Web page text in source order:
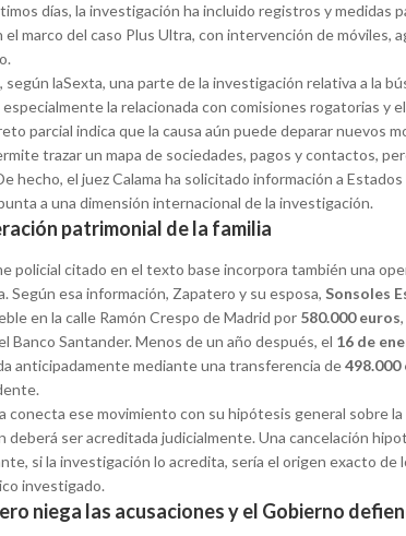
días, la investigación ha incluido registros y medidas
el marco del caso Plus Ultra, con intervención de móviles,
según laSexta, una parte de la investigación relativa a la
la relacionada con comisiones rogatorias y
parcial indica que la causa aún puede deparar nuevos
trazar un mapa de sociedades, pagos y contactos,
hecho, el juez Calama ha solicitado información a
a una dimensión internacional de la investigación.
patrimonial de la familia
policial citado en el texto base incorpora también una
Según esa información, Zapatero y su esposa, Sonsoles
en la calle Ramón Crespo de Madrid por 580.000 euros
Banco Santander. Menos de un año después, el 16 de
anticipadamente mediante una transferencia de498.000
conecta ese movimiento con su hipótesis general sobre
deberá ser acreditada judicialmente. Una cancelación
si la investigación lo acredita, sería el origen exacto
investigado.
niega las acusaciones y el Gobierno